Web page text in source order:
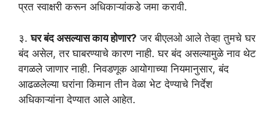
प्रत स्वाक्षरी करून अधिकाऱ्यांकडे जमा करावी.
३.घर बंद असल्यास काय होणार? जर बीएलओ आले तेव्हा तुमचे घर
बंद असेल, तर घाबरण्याचे कारण नाही. घर बंद असल्यामुळे नाव थेट
वगळले जाणार नाही. निवडणूक आयोगाच्या नियमानुसार, बंद
आढळलेल्या घरांना किमान तीन वेळा भेट देण्याचे निर्देश
अधिकाऱ्यांना देण्यात आले आहेत.